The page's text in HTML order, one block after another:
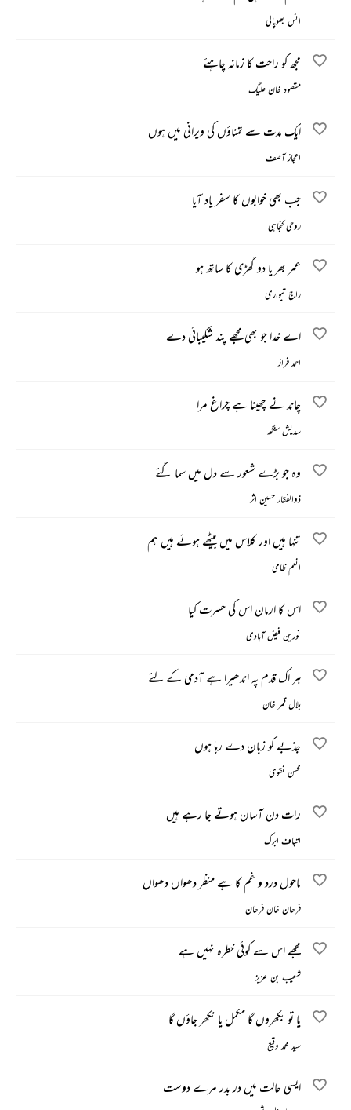
انس بھوپالی
مجھ کو راحت کا زمانہ چاہئے
مقصود خان علیگ
ایک مدت سے تمناؤں کی ویرانی میں ہوں
اعجاز آصف
جب بھی خوابوں کا سفر یاد آیا
روحی کنجاہی
عمر بھر یا دو گھڑی کا ساتھ ہو
راج تیواری
اے خدا جو بھی مجھے پند شکیبائی دے
احمد فراز
چاند نے چھینا ہے چراغ مرا
سدیش سنگھ
وہ جو بڑے شعور سے دل میں سما گئے
ذوالفقار حسین اثر
تنہا ہیں اور کلاس میں بیٹھے ہوئے ہیں ہم
انعم ظامی
اس کا ارمان اس کی حسرت کیا
نورین فیض آبادی
ہر اک قدم پہ اندھیرا ہے آدمی کے لئے
بلال قمر خان
جذبے کو زبان دے رہا ہوں
محسن نقوی
رات دن آسان ہوتے جا رہے ہیں
اتباف ابرک
ماحول درد و غم کا ہے منظر دھواں دھواں
فرحان خان فرحان
مجھے اس سے کوئی خطرہ نہیں ہے
شعیب بن عزیز
یا تو بکھروں گا مکمل یا نکھر جاؤں گا
سید محمد وقیع
ایسی حالت میں در بدر مرے دوست